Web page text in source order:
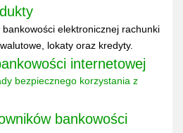
elektronicznej rachunki
lokaty oraz kredyty.
internetowej
bezpiecznego korzystania z
bankowości